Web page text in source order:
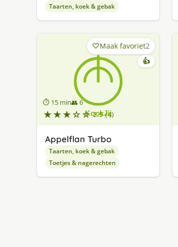
Taarten, koek & gebak
⏱ 15 min👥 6
★★★☆☆ 2.5 (4)
Maak favoriet2
👍
Appelflan Turbo
Taarten, koek & gebak
Toetjes & nagerechten